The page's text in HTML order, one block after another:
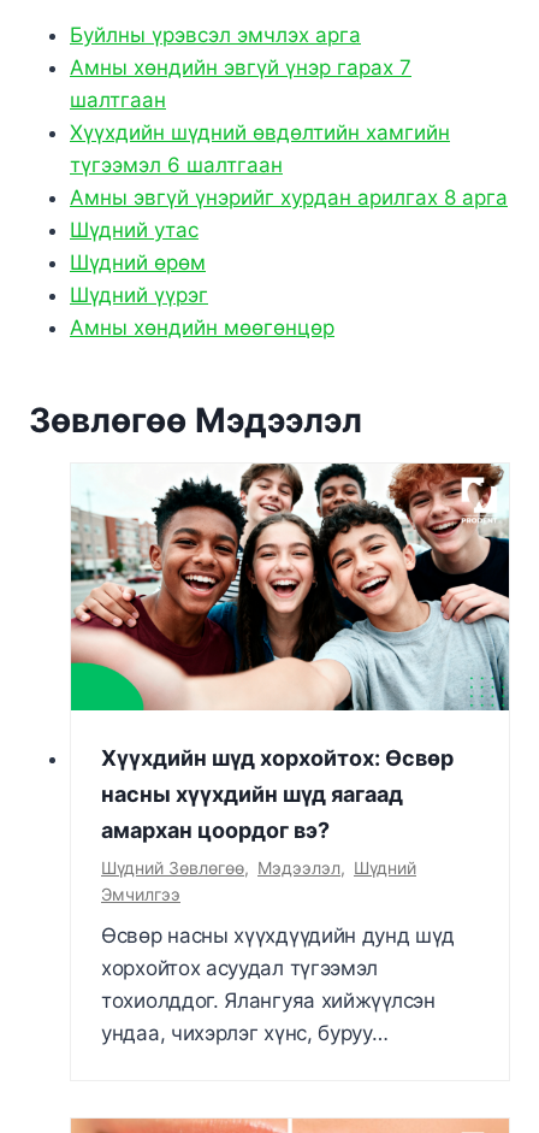
Буйлны үрэвсэл эмчлэх арга
Амны хөндийн эвгүй үнэр гарах 7
шалтгаан
Хүүхдийн шүдний өвдөлтийн хамгийн
түгээмэл 6 шалтгаан
Амны эвгүй үнэрийг хурдан арилгах 8 арга
Шүдний утас
Шүдний өрөм
Шүдний үүрэг
Амны хөндийн мөөгөнцөр
Зөвлөгөө Мэдээлэл
Хүүхдийн шүд хорхойтох: Өсвөр
насны хүүхдийн шүд яагаад
амархан цоордог вэ?
Шүдний Зөвлөгөө, Мэдээлэл, Шүдний
Эмчилгээ
Өсвөр насны хүүхдүүдийн дунд шүд
хорхойтох асуудал түгээмэл
тохиолддог. Ялангуяа хийжүүлсэн
ундаа, чихэрлэг хүнс, буруу…